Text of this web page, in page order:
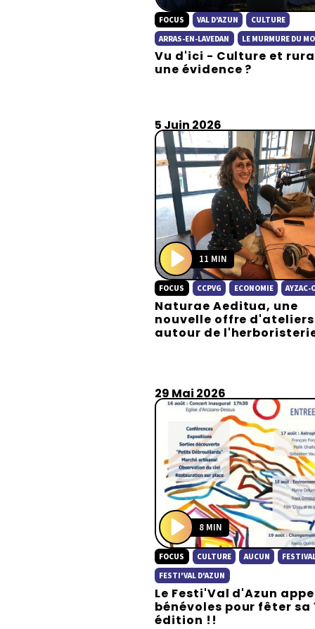
FOCUS VAL D'AZUN
CULTURE
ARRAS-EN-LAVEDAN
LE MURMURE DU
Vu d'ici - Culture et
une évidence ?
5 Juin 2026
P
l
a
y
11 MIN
FOCUS CCPVG ECONOMIE AYZAC-
Naturae Aeditua, une
nouvelle offre d'ateliers
autour de
29 Mai 2026
P
l
a
y
8 MIN
FOCUS CULTURE AUCUN
FESTI'VAL D'AZUN
Le Festi'Val d'Azun
bénévoles pour fêter sa
édition !!